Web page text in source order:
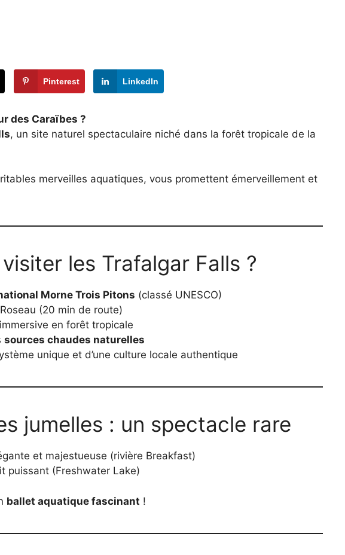
Pinterest LinkedIn
des Caraïbes ?
, un site naturel spectaculaire niché dans la forêt tropicale de la
merveilles aquatiques, vous promettent émerveillement et
les Trafalgar Falls ?
Morne Trois Pitons (classé UNESCO)
(20 min de route)
en forêt tropicale
sources chaudes naturelles
unique et d’une culture locale authentique
jumelles : un spectacle rare
et majestueuse (rivière Breakfast)
puissant (Freshwater Lake)
ballet aquatique fascinant !